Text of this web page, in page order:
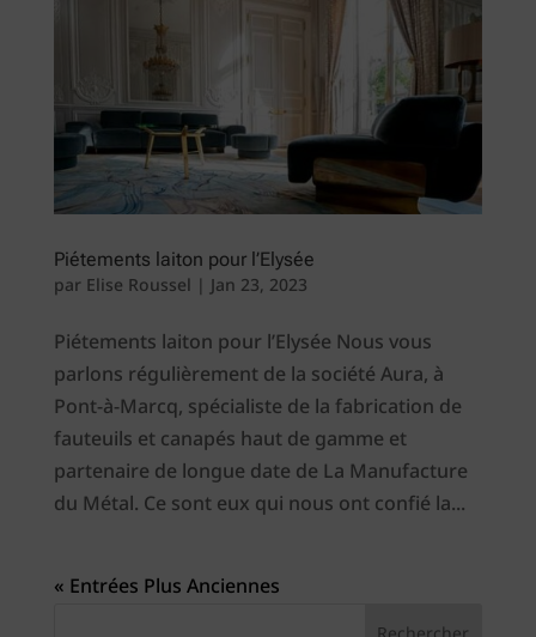
Piétements laiton pour l’Elysée
par Elise Roussel |Jan 23, 2023
Piétements laiton pour l’Elysée Nous vous
parlons régulièrement de la société Aura, à
Pont-à-Marcq, spécialiste de la fabrication de
fauteuils et canapés haut de gamme et
partenaire de longue date de La Manufacture
du Métal. Ce sont eux qui nous ont confié la...
« Entrées Plus Anciennes